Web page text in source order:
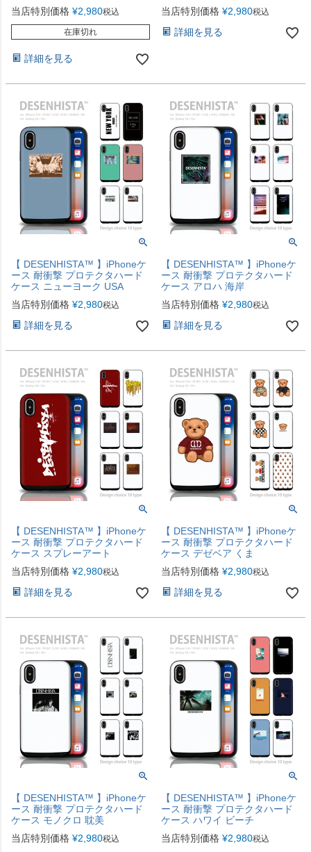
当店特別価格 ¥2,980税込
在庫切れ
詳細を見る
当店特別価格 ¥2,980税込
詳細を見る
【 DESENHISTA™ 】iPhoneケ
ース 耐衝撃 プロテクタハード
ケース ニューヨーク USA
当店特別価格 ¥2,980税込
詳細を見る
【 DESENHISTA™ 】iPhoneケ
ース 耐衝撃 プロテクタハード
ケース アロハ 海岸
当店特別価格 ¥2,980税込
詳細を見る
【 DESENHISTA™ 】iPhoneケ
ース 耐衝撃 プロテクタハード
ケース スプレーアート
当店特別価格 ¥2,980税込
詳細を見る
【 DESENHISTA™ 】iPhoneケ
ース 耐衝撃 プロテクタハード
ケース デゼベア くま
当店特別価格 ¥2,980税込
詳細を見る
【 DESENHISTA™ 】iPhoneケ
ース 耐衝撃 プロテクタハード
ケース モノクロ 耽美
当店特別価格 ¥2,980税込
【 DESENHISTA™ 】iPhoneケ
ース 耐衝撃 プロテクタハード
ケース ハワイ ビーチ
当店特別価格 ¥2,980税込